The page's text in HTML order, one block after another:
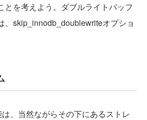
とを考えよう。ダブルライトバッフ
、skip_innodb_doublewriteオプショ
、当然ながらその下にあるストレ